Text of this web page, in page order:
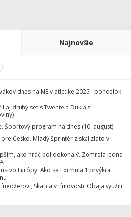
Najnovšie
dnes na ME v atletike 2026 - pondelok
aj druhý set s Twente a Dukla s
Športový program na dnes (10. august)
pre Česko. Mladý šprintér získal zlato v
ako hráč bol dokonalý. Zomrela jedna
Európy. Ako sa Formula 1 prvýkrát
Skalica v tímovosti. Obaja využili